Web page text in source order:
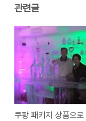
관련글
쿠팡 패키지 상품으